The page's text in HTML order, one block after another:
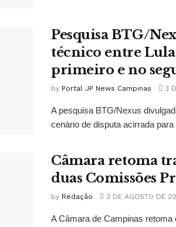
Pesquisa BTG/
técnico entre
primeiro e no
by Portal JP News Campinas 3
A pesquisa BTG/Nexus
cenário de disputa acirrada
Câmara retoma
duas Comissões
by Redação 3 DE AGOSTO DE
A Câmara de Campinas